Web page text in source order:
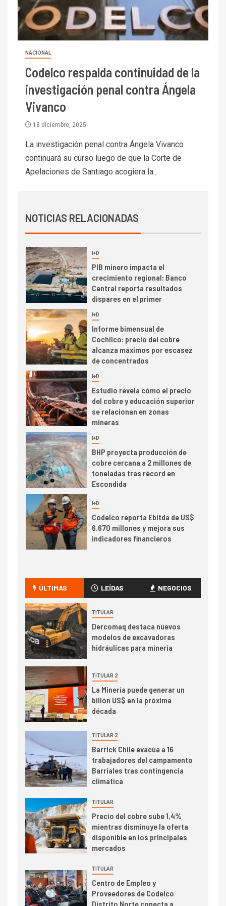
NACIONAL
Codelco respalda continuidad de la
investigación penal contra Ángela
Vivanco
18 diciembre, 2025
La investigación penal contra Ángela Vivanco
continuará su curso luego de que la Corte de
Apelaciones de Santiago acogiera la...
NOTICIAS RELACIONADAS
6
BHP proyecta producción de
cobre cercana a 2 millones de
toneladas tras récord en
7 I+D
Codelco reporta Ebitda de US$
6.670 millones y mejora sus
Codelco Ventanas prueba
camión 100% eléctrico para
transportar cátodos al Puerto
de San Antonio
Producción minera en mayo de
2026 cae 10,6%
3 I+D
PIB minero impacta el
crecimiento regional: Banco
Central reporta resultados
dispares en el primer
4 I+D
Informe bimensual de
Cochilco: precio del cobre
alcanza máximos por escasez
de concentrados
5 I+D
Estudio revela cómo el precio
del cobre y educación superior
se relacionan en zonas
mineras
6 I+D
BHP proyecta producción de
cobre cercana a 2 millones de
toneladas tras récord en
Escondida
I+D
Codelco reporta Ebitda de US$
6.670 millones y mejora sus
indicadores financieros
camión 100% eléctrico para
transportar cátodos al Puerto
2
Producción minera en mayo de
3
PIB minero impacta el
crecimiento regional: Banco
trimestre
I+D
Informe bimensual de
Cochilco: precio del cobre
alcanza máximos por escasez
5 I+D
Estudio revela cómo el precio
del cobre y educación superior
se relacionan en zonas
mineras
6 I+D
BHP proyecta producción de
cobre cercana a 2 millones de
ÚLTIMAS LEÍDAS NEGOCIOS
TITULAR
Dercomaq destaca nuevos
modelos de excavadoras
hidráulicas para minería
TITULAR 2
La Minería puede generar un
billón US$ en la próxima
década
TITULAR 2
Barrick Chile evacúa a 16
trabajadores del campamento
Barriales tras contingencia
climática
TITULAR
Precio del cobre sube 1,4%
mientras disminuye la oferta
disponible en los principales
mercados
TITULAR
Centro de Empleo y
Proveedores de Codelco
Distrito Norte conecta a